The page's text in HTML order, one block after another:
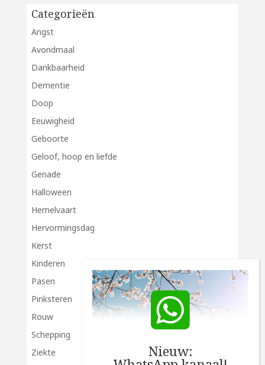
Categorieën
Angst
Avondmaal
Dankbaarheid
Dementie
Doop
Eeuwigheid
Geboorte
Geloof, hoop en liefde
Genade
Halloween
Hemelvaart
Hervormingsdag
Kerst
Kinderen
Pasen
Pinksteren
Rouw
Schepping
Ziekte
Nieuw: